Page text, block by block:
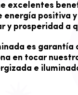
excelentes
energía positiva
y prosperidad a
es garantía
en tocar
e